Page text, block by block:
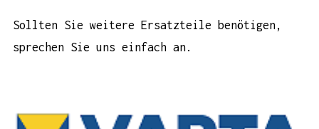
Sollten Sie weitere Ersatzteile benötigen,
sprechen Sie uns einfach an.